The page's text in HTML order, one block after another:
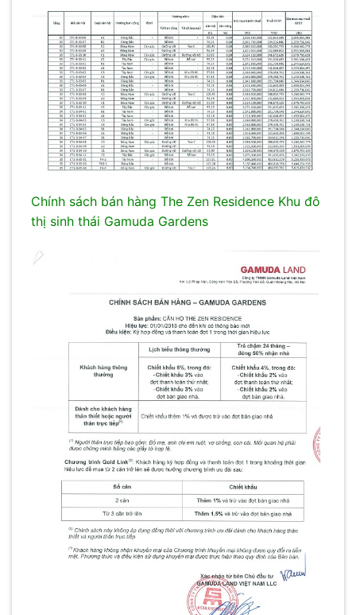
Chính sách bán hàng The Zen Residence Khu đô
thị sinh thái Gamuda Gardens